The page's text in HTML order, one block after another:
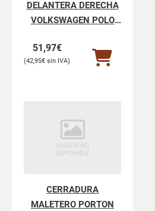
DELANTERA DERECHA
VOLKSWAGEN POLO
51,97€
42,95€
CERRADURA
MALETERO PORTON